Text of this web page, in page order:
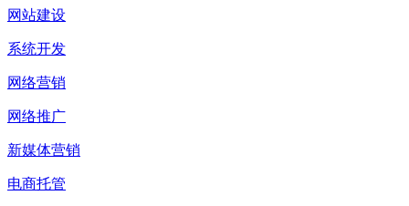
网站建设
系统开发
网络营销
网络推广
新媒体营销
电商托管